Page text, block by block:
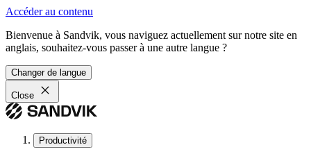
Accéder au contenu
Bienvenue à Sandvik, vous naviguez actuellement sur notre site en
anglais, souhaitez-vous passer à une autre langue ?
Changer de langue
Close
Productivité